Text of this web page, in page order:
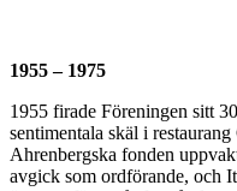
1955 – 1975
1955 firade Föreningen sitt
sentimentala skäl i
Ahrenbergska fonden
avgick som ordförande, och